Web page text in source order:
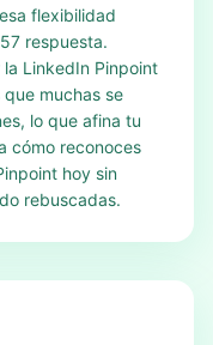
flexibilidad
respuesta.
LinkedIn Pinpoint
muchas se
lo que afina tu
cómo reconoces
hoy sin
rebuscadas.